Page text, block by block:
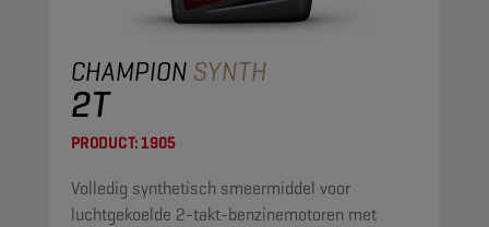
CHAMPION SYNTH
2T
PRODUCT:1905
Volledig synthetisch smeermiddel voor
luchtgekoelde 2-takt-benzinemotoren met